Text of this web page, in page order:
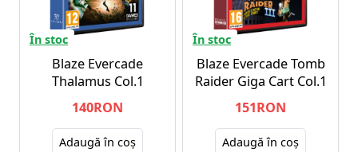
În stoc
Blaze Evercade
Thalamus Col.1
140RON
Adaugă în coş
În stoc
Blaze Evercade Tomb
Raider Giga Cart Col.1
151RON
Adaugă în coş